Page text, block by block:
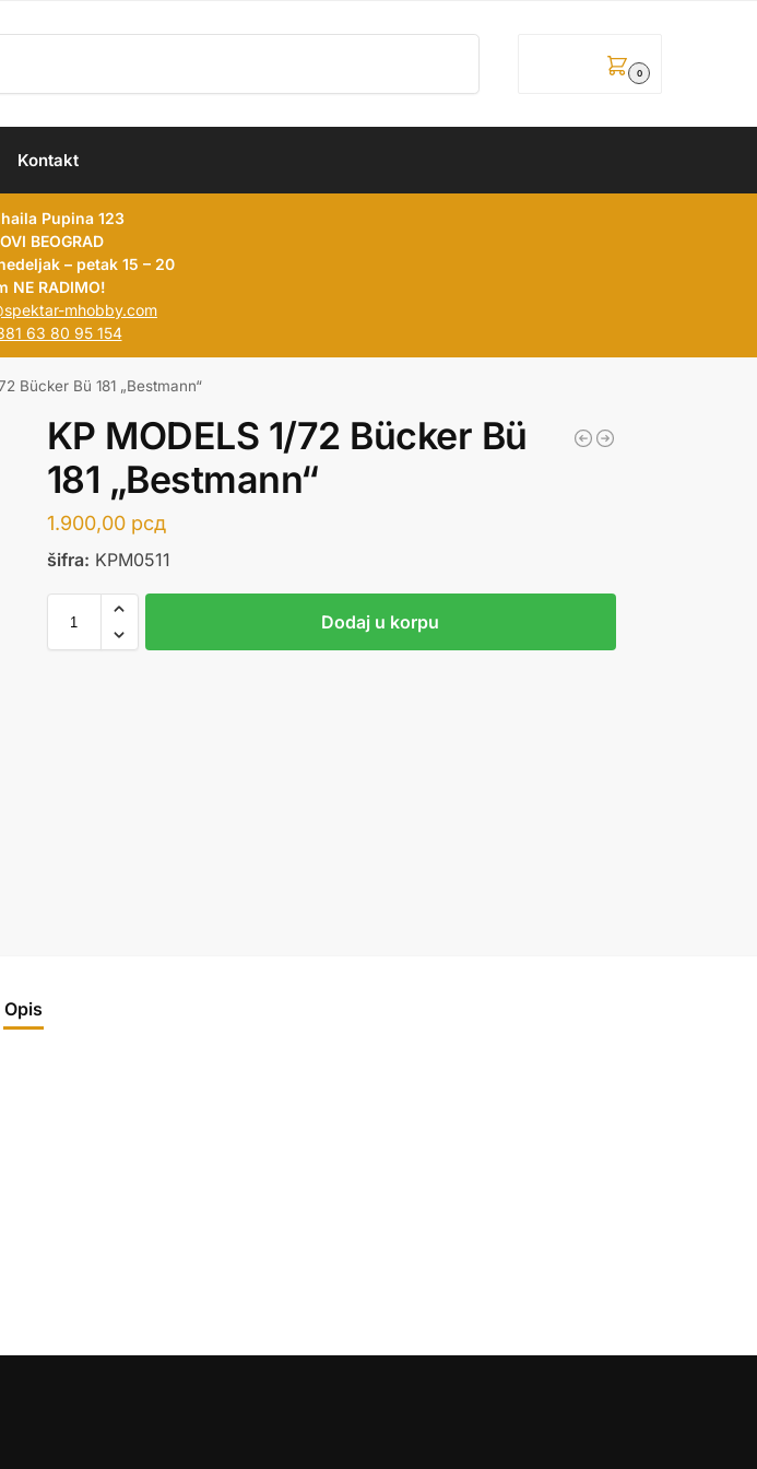
0
Kontakt
Pupina 123
BEOGRAD
– petak 15 – 20
NE RADIMO!
mhobby.com
63 80 95 154
Bücker Bü 181 „Bestmann“
KP MODELS 1/72 Bücker Bü
181 „Bestmann“
1.900,00 рсд
šifra: KPM0511
Dodaj u korpu
Opis